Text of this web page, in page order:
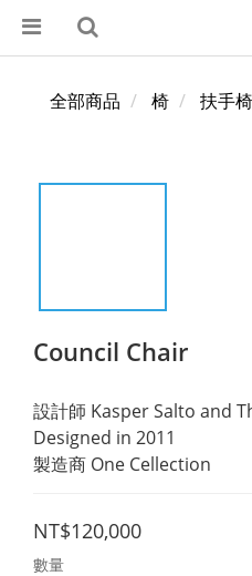
全部商品 椅 扶手椅
Council Chair
設計師 Kasper Salto and
Designed in 2011
製造商 One Cellection
NT$120,000
數量